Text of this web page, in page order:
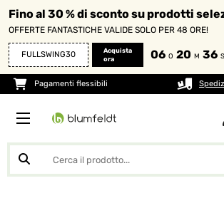
Fino al 30 % di sconto su prodotti
OFFERTE FANTASTICHE VALIDE SOLO PER 48 ORE!
FULLSWING30
Acquista
ora
06 O 20 M 35 S
Pagamenti flessibili